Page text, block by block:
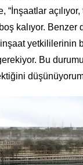
açılıyor,
kalıyor. Benzer
yetkililerinin
Bu